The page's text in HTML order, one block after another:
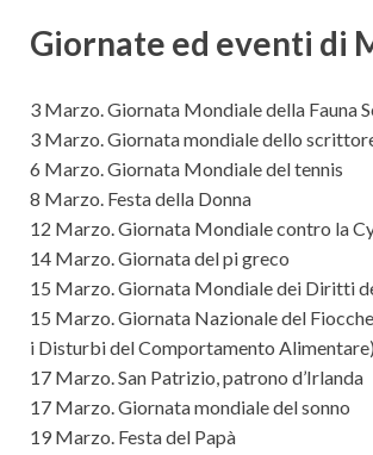
Giornate ed eventi di
3 Marzo. Giornata Mondiale della Fauna
3 Marzo. Giornata mondiale dello
6 Marzo. Giornata Mondiale del tennis
8 Marzo. Festa della Donna
12 Marzo. Giornata Mondiale contro la
14 Marzo. Giornata del pi greco
15 Marzo. Giornata Mondiale dei Diritti
15 Marzo. Giornata Nazionale del
i Disturbi del Comportamento Alimentare)
17 Marzo. San Patrizio, patrono d’Irlanda
17 Marzo. Giornata mondiale del sonno
19 Marzo. Festa del Papà